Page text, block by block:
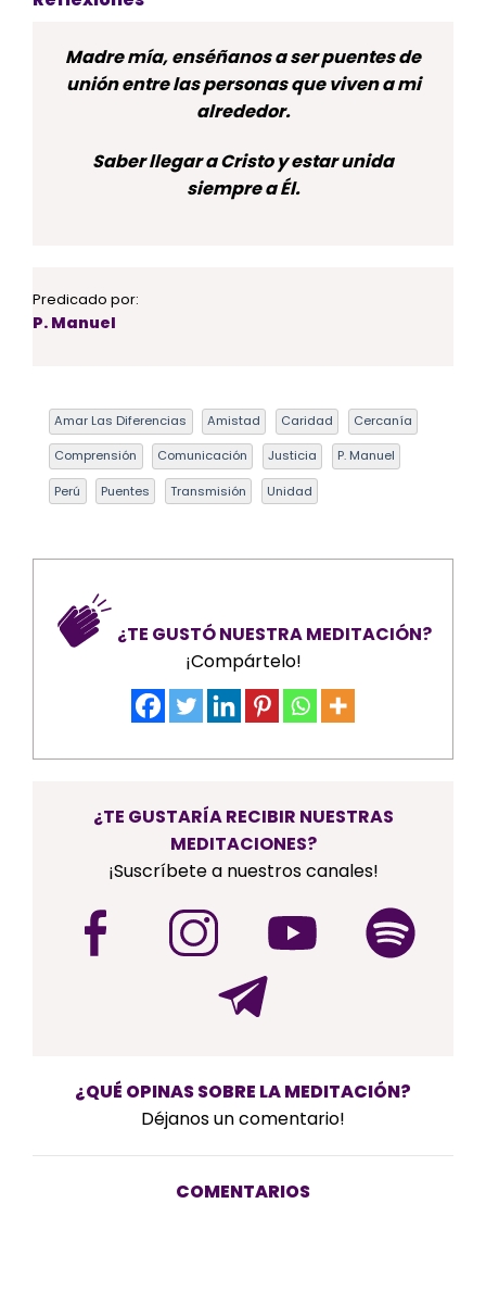
Madre mía, enséñanos a ser puentes de
unión entre las personas que viven a mi
alrededor.
Saber llegar a Cristo y estar unida
siempre a Él.
Predicado por:
P. Manuel
Amar Las Diferencias Amistad Caridad Cercanía
Comprensión Comunicación Justicia P. Manuel
Perú Puentes Transmisión Unidad
¿TE GUSTÓ NUESTRA MEDITACIÓN?
¡Compártelo!
¿TE GUSTARÍA RECIBIR NUESTRAS
MEDITACIONES?
¡Suscríbete a nuestros canales!
¿QUÉ OPINAS SOBRE LA MEDITACIÓN?
Déjanos un comentario!
COMENTARIOS